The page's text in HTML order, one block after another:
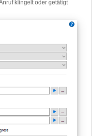
klingelt oder getätigt